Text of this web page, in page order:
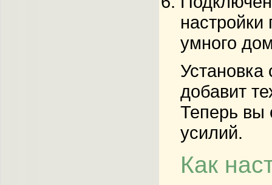
настройки
умного
Установка
добавит
Теперь вы
усилий.
Как